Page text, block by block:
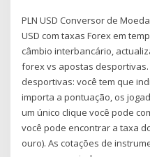
PLN USD Conversor de
USD com taxas Forex em
câmbio interbancário,
forex vs apostas
desportivas: você tem que
importa a pontuação, os
um único clique você pode
você pode encontrar a taxa
ouro). As cotações de